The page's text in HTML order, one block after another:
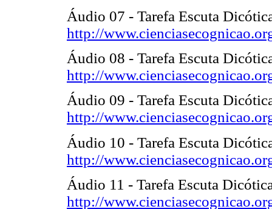
Áudio 07 - Tarefa Escuta
http://
Áudio 08 - Tarefa Escuta
http://
Áudio 09 - Tarefa Escuta
http://
Áudio 10 - Tarefa Escuta
http://
Áudio 11 - Tarefa Escuta
http://